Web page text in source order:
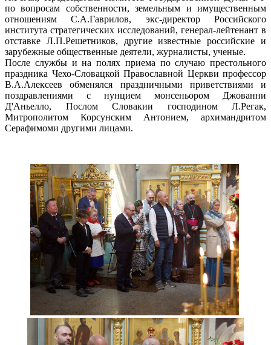
по вопросам собственности, земельным и имущественным
отношениям С.А.Гаврилов, экс-директор Российского
института стратегических исследований, генерал-лейтенант в
отставке Л.П.Решетников, другие известные российские и
зарубежные общественные деятели, журналисты, ученые.
После службы и на полях приема по случаю престольного
праздника Чехо-Словацкой Православной Церкви профессор
В.А.Алексеев обменялся праздничными приветствиями и
поздравлениями с нунцием монсеньором Джованни
Д'Аньелло, Послом Словакии господином Л.Регак,
Митрополитом Корсунским Антонием, архимандритом
Серафимоми другими лицами.